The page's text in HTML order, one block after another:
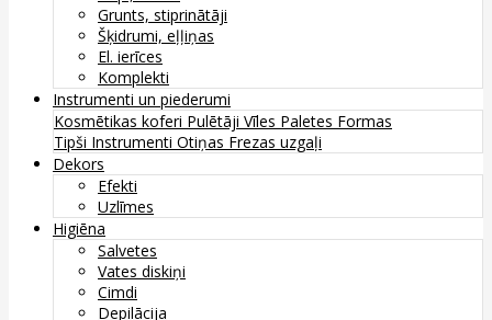
Grunts, stiprinātāji
Šķidrumi, eļļiņas
El. ierīces
Komplekti
Instrumenti un piederumi
Kosmētikas koferi Pulētāji Vīles Paletes Formas
Tipši Instrumenti Otiņas Frezas uzgaļi
Dekors
Efekti
Uzlīmes
Higiēna
Salvetes
Vates diskiņi
Cimdi
Depilācija